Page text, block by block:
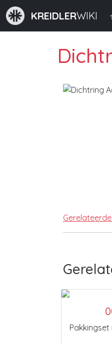
KREIDLERWIKI